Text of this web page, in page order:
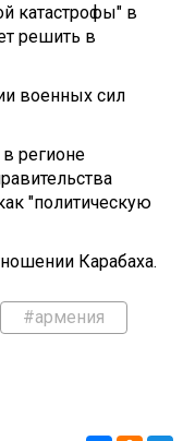
катастрофы" в
решить в
военных сил
регионе
"политическую
Карабаха.
#армения